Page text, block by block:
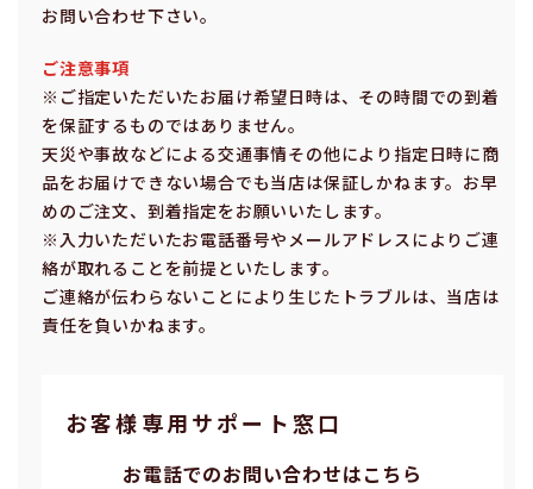
お問い合わせ下さい。
ご注意事項
※ご指定いただいたお届け希望⽇時は、その時間での到着
を保証するものではありません。
天災や事故などによる交通事情その他により指定⽇時に商
品をお届けできない場合でも当店は保証しかねます。お早
めのご注⽂、到着指定をお願いいたします。
※⼊⼒いただいたお電話番号やメールアドレスによりご連
絡が取れることを前提といたします。
ご連絡が伝わらないことにより⽣じたトラブルは、当店は
責任を負いかねます。
お客様専⽤サポート窓⼝
お電話でのお問い合わせはこちら